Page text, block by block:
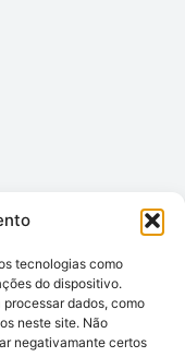
tecnologias como
do dispositivo.
dados, como
neste site. Não
negativamante certos